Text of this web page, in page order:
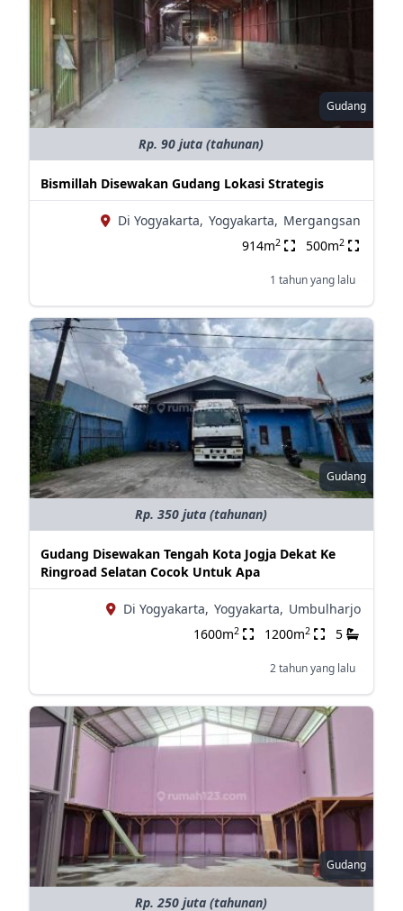
Gudang
Rp. 90 juta (tahunan)
Bismillah Disewakan Gudang Lokasi Strategis
Di Yogyakarta, Yogyakarta, Mergangsan
914m2 500m2
1 tahun yang lalu
Gudang
Rp. 350 juta (tahunan)
Gudang Disewakan Tengah Kota Jogja Dekat Ke
Ringroad Selatan Cocok Untuk Apa
Di Yogyakarta, Yogyakarta, Umbulharjo
1600m2 1200m2 5
2 tahun yang lalu
Gudang
Rp. 250 juta (tahunan)